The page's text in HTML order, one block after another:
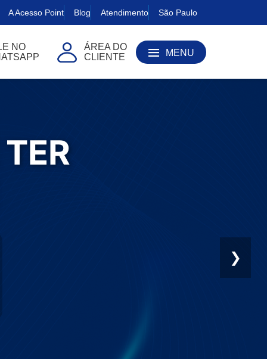
A Acesso Point Blog Atendimento São Paulo
NO
ÁREA DO
CLIENTE
MENU
❯